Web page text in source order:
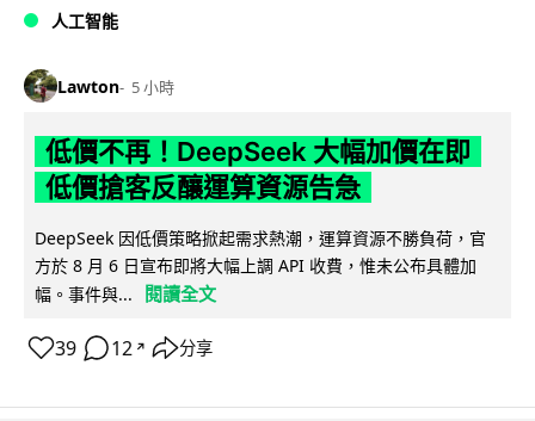
人工智能
Lawton 5 小時
低價不再！DeepSeek 大幅加價在即
低價搶客反釀運算資源告急
DeepSeek 因低價策略掀起需求熱潮，運算資源不勝負荷，官
方於 8 月 6 日宣布即將大幅上調 API 收費，惟未公布具體加
幅。事件與...
閱讀全文
39 12 ↗ 分享